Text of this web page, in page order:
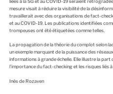
liées à la 5G et au COVID-19 seraient
mesure visait à réduire la visibilité de la
travaillerait avec des organisations de fact-
et au COVID-19. Les publications identifiées
trompeuses ont été étiquetées comme telles.
La propagation de la théorie du complot selon
un exemple marquant de la puissance des
informations à grande échelle. Elle illustre la
l’importance du fact-checking et les risques liés
Inès de Rozaven